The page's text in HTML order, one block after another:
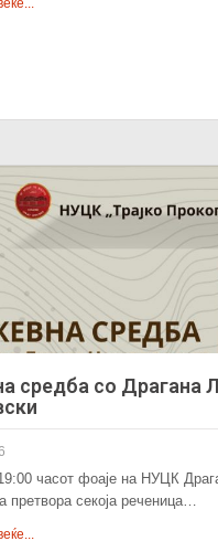
средба со Драгана
часот фоаје на НУЦК
претвора секоја реченица…